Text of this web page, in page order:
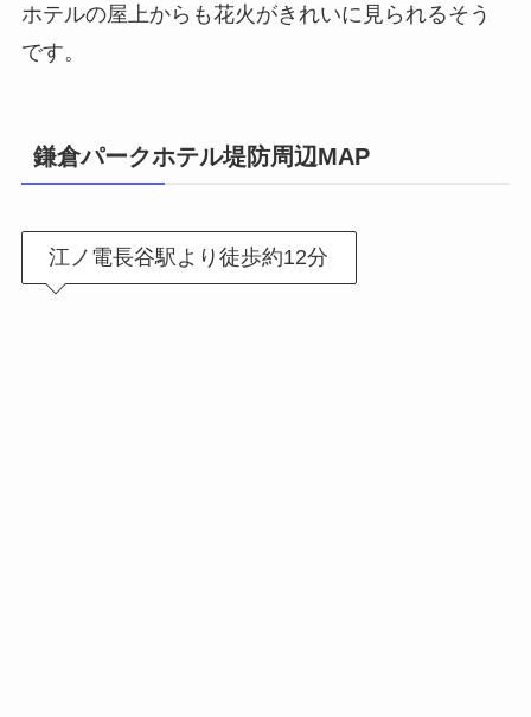
ホテルの屋上からも花火がきれいに見られるそう
です。
鎌倉パークホテル堤防周辺MAP
江ノ電長谷駅より徒歩約12分